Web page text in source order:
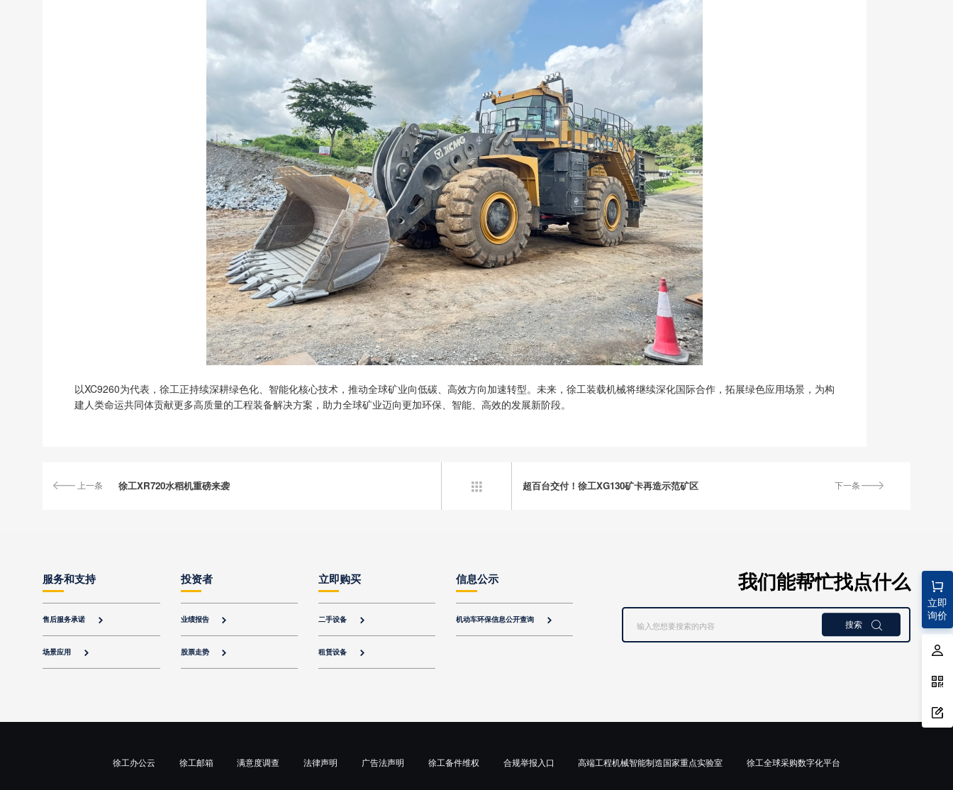
以XC9260为代表，徐工正持续深耕绿色化、智能化核心技术，推动全球矿业向低碳、高效方向加速转型。未来，徐工装载机械将继续深化国际合作，拓展绿色应用场景，为构
建人类命运共同体贡献更多高质量的工程装备解决方案，助力全球矿业迈向更加环保、智能、高效的发展新阶段。
上一条 徐工XR720水稻机重磅来袭 下一条
超百台交付！徐工XG130矿卡再造示范矿区

立即
询价
服务和支持
售后服务承诺 
场景应用 
投资者
业绩报告 
股票走势 
立即购买
二手设备 
租赁设备 
信息公示
机动车环保信息公开查询 
我们能帮忙找点什么
搜索 
徐工办公云 徐工邮箱 满意度调查 法律声明 广告法声明 徐工备件维权 合规举报入口 高端工程机械智能制造国家重点实验室 徐工全球采购数字化平台